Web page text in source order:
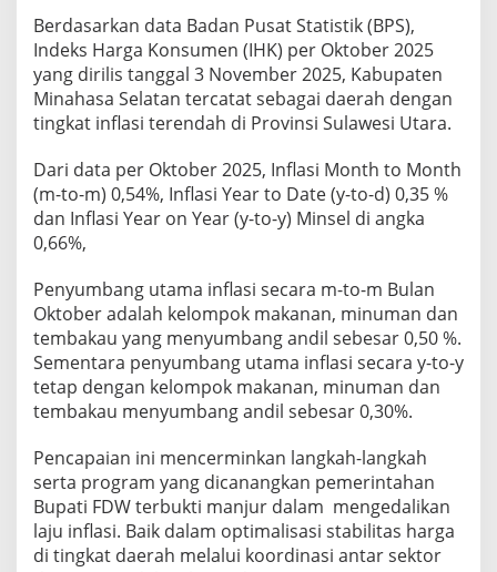
n
s
e
T
e
e
n
d
a
i
S
l
u
t
Berdasarkan data Badan Pusat Statistik (BPS),
Indeks Harga Konsumen (IHK) per Oktober 2025
yang dirilis tanggal 3 November 2025, Kabupaten
Minahasa Selatan tercatat sebagai daerah dengan
tingkat inflasi terendah di Provinsi Sulawesi Utara.
Dari data per Oktober 2025, Inflasi Month to Month
(m-to-m) 0,54%, Inflasi Year to Date (y-to-d) 0,35 %
dan Inflasi Year on Year (y-to-y) Minsel di angka
0,66%,
Penyumbang utama inflasi secara m-to-m Bulan
Oktober adalah kelompok makanan, minuman dan
tembakau yang menyumbang andil sebesar 0,50 %.
Sementara penyumbang utama inflasi secara y-to-y
tetap dengan kelompok makanan, minuman dan
tembakau menyumbang andil sebesar 0,30%.
Pencapaian ini mencerminkan langkah-langkah
serta program yang dicanangkan pemerintahan
Bupati FDW terbukti manjur dalam mengedalikan
laju inflasi. Baik dalam optimalisasi stabilitas harga
di tingkat daerah melalui koordinasi antar sektor